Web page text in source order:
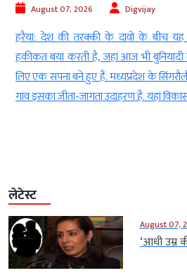
August 07, 2026 Digvijay
हरैया: देश की तरक्की के दावों के बीच यह
हकीकत बयां करती है, जहां आज भी
लिए एक सपना बने हुए हैं. मध्यप्रदेश के
गांव इसका जीता-जागता उदाहरण है. यहां
लेटेस्ट
August 07,
‘आधी उम्र